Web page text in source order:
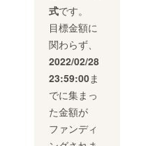
式です。
目標金額に
関わらず、
2022/02/28
23:59:00ま
でに集まっ
た金額が
ファンディ